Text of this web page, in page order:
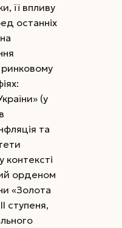
її впливу
останніх
ринковому
(у
та
орденом
«Золота
ступеня,